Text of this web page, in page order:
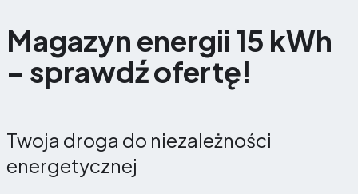
Magazyn energii 15 kWh
– sprawdź ofertę!
Twoja droga do niezależności
energetycznej